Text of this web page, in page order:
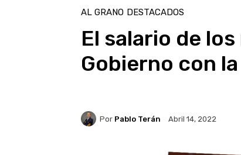
AL GRANO DESTACADOS
El salario de
Gobierno con la
Por Pablo Terán Abril 14, 2022